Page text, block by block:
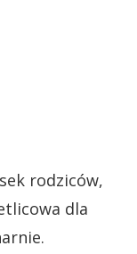
rodziców,
dla